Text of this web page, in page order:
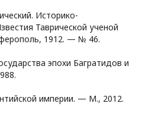
Историко-
Таврической ученой
1912. — № 46.
эпохи Багратидов и
империи. — М., 2012.